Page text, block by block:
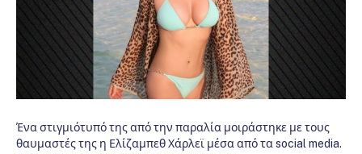
Ένα στιγμιότυπό της από την παραλία μοιράστηκε με τους
θαυμαστές της η Ελίζαμπεθ Χάρλεϊ μέσα από τα social media.